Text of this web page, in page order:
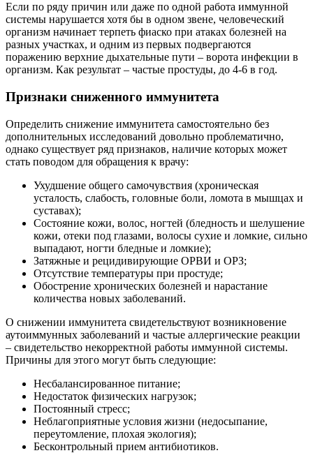
Если по ряду причин или даже по одной работа иммунной
системы нарушается хотя бы в одном звене, человеческий
организм начинает терпеть фиаско при атаках болезней на
разных участках, и одним из первых подвергаются
поражению верхние дыхательные пути – ворота инфекции в
организм. Как результат – частые простуды, до 4-6 в год.
Признаки сниженного иммунитета
Определить снижение иммунитета самостоятельно без
дополнительных исследований довольно проблематично,
однако существует ряд признаков, наличие которых может
стать поводом для обращения к врачу:
Ухудшение общего самочувствия (хроническая
усталость, слабость, головные боли, ломота в мышцах и
суставах);
Состояние кожи, волос, ногтей (бледность и шелушение
кожи, отеки под глазами, волосы сухие и ломкие, сильно
выпадают, ногти бледные и ломкие);
Затяжные и рецидивирующие ОРВИ и ОРЗ;
Отсутствие температуры при простуде;
Обострение хронических болезней и нарастание
количества новых заболеваний.
О снижении иммунитета свидетельствуют возникновение
аутоиммунных заболеваний и частые аллергические реакции
– свидетельство некорректной работы иммунной системы.
Причины для этого могут быть следующие:
Несбалансированное питание;
Недостаток физических нагрузок;
Постоянный стресс;
Неблагоприятные условия жизни (недосыпание,
переутомление, плохая экология);
Бесконтрольный прием антибиотиков.